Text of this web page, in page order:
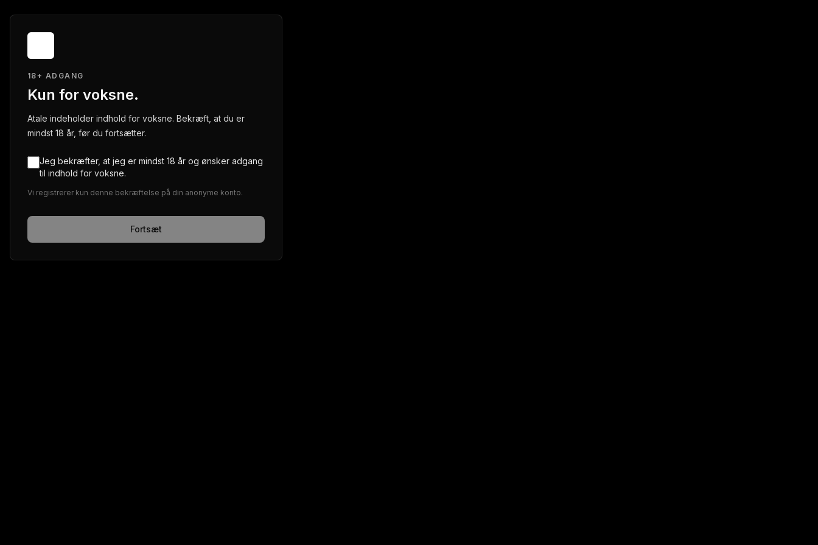
18+ ADGANG
Kun for voksne.
Atale indeholder indhold for voksne. Bekræft, at du er
mindst 18 år, før du fortsætter.
Jeg bekræfter, at jeg er mindst 18 år og ønsker adgang
til indhold for voksne.
Vi registrerer kun denne bekræftelse på din anonyme konto.
Fortsæt